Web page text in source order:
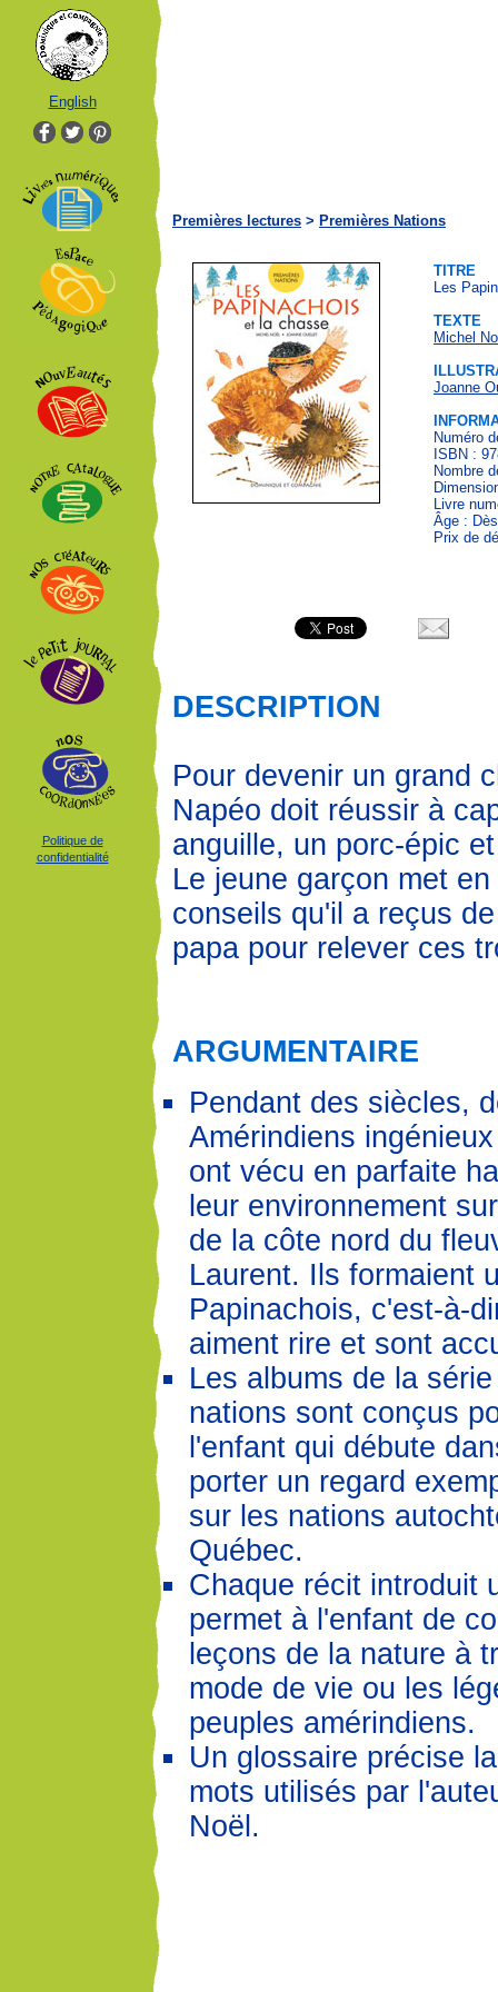
English
Politique de
confidentialité
Premières lectures > Premières Nations
TITRE
Les
TEXTE
Michel
Joanne
Numéro
ISBN :
Nombre
Livre
Âge :
Prix de
DESCRIPTION
Pour devenir un grand
Napéo doit réussir à
anguille, un porc-épic
Le jeune garçon met
conseils qu'il a reçus
papa pour relever ces
ARGUMENTAIRE
Pendant des siècles,
Amérindiens
ont vécu en parfaite
leur environnement
de la côte nord du
Laurent. Ils formaient
Papinachois, c'est-à-
aiment rire et sont
Les albums de la
nations sont conçus
l'enfant qui débute
porter un regard
sur les nations
Québec.
Chaque récit introduit
permet à l'enfant de
leçons de la nature à
mode de vie ou les
peuples amérindiens.
Un glossaire précise
mots utilisés par
Noël.